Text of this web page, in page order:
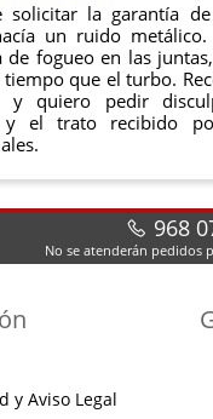
solicitar la garantía
un ruido
de fogueo en las
que el turbo.
y quiero pedir
y el trato recibido
968
No se atenderán pedidos
y Aviso Legal